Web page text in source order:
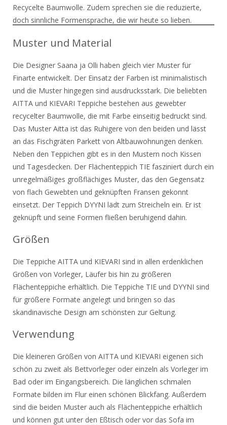
Recycelte Baumwolle. Zudem sprechen sie die reduzierte,
doch sinnliche Formensprache, die wir heute so lieben.
Muster und Material
Die Designer Saana ja Olli haben gleich vier Muster für
Finarte entwickelt. Der Einsatz der Farben ist minimalistisch
und die Muster hingegen sind ausdrucksstark. Die beliebten
AITTA und KIEVARI Teppiche bestehen aus gewebter
recycelter Baumwolle, die mit Farbe einseitig bedruckt sind.
Das Muster Aitta ist das Ruhigere von den beiden und lässt
an das Fischgräten Parkett von Altbauwohnungen denken.
Neben den Teppichen gibt es in den Mustern noch Kissen
und Tagesdecken. Der Flächenteppich TIE fasziniert durch ein
unregelmäßiges großflächiges Muster, das den Gegensatz
von flach Gewebten und geknüpften Fransen gekonnt
einsetzt. Der Teppich DYYNI lädt zum Streicheln ein. Er ist
geknüpft und seine Formen fließen beruhigend dahin.
Größen
Die Teppiche AITTA und KIEVARI sind in allen erdenklichen
Größen von Vorleger, Läufer bis hin zu größeren
Flächenteppiche erhältlich. Die Teppiche TIE und DYYNI sind
für größere Formate angelegt und bringen so das
skandinavische Design am schönsten zur Geltung.
Verwendung
Die kleineren Größen von AITTA und KIEVARI eigenen sich
schön zu zweit als Bettvorleger oder einzeln als Vorleger im
Bad oder im Eingangsbereich. Die länglichen schmalen
Formate bilden im Flur einen schönen Blickfang. Außerdem
sind die beiden Muster auch als Flächenteppiche erhältlich
und können gut unter den Eßtisch oder vor das Sofa im